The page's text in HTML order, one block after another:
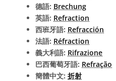
德語: Brechung
英語: Refraction
西班牙語: Refracción
法語: Réfraction
義大利語: Rifrazione
巴西葡萄牙語: Refração
簡體中文: 折射